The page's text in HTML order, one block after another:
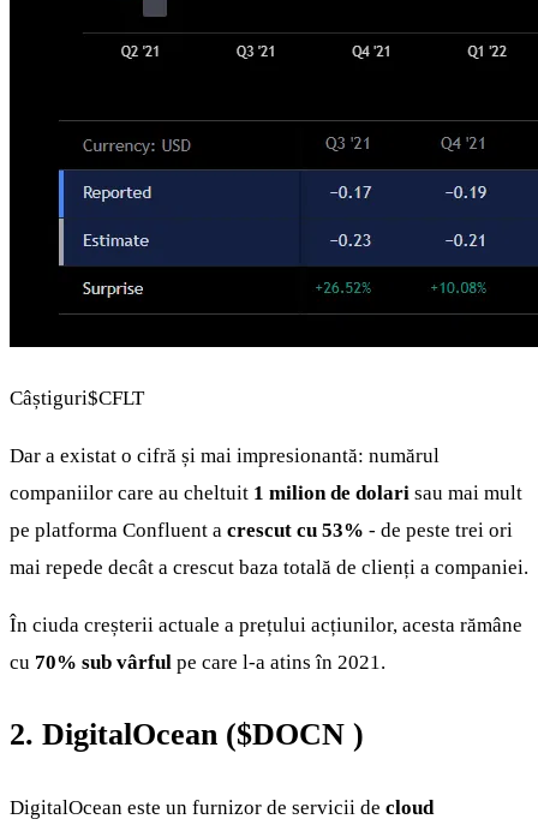
Câștiguri$CFLT
Dar a existat o cifră și mai impresionantă: numărul
companiilor care au cheltuit 1 milion de dolari sau mai mult
pe platforma Confluent a crescut cu 53% - de peste trei ori
mai repede decât a crescut baza totală de clienți a companiei.
În ciuda creșterii actuale a prețului acțiunilor, acesta rămâne
cu 70% sub vârful pe care l-a atins în 2021.
2. DigitalOcean ($DOCN )
DigitalOcean este un furnizor de servicii de cloud